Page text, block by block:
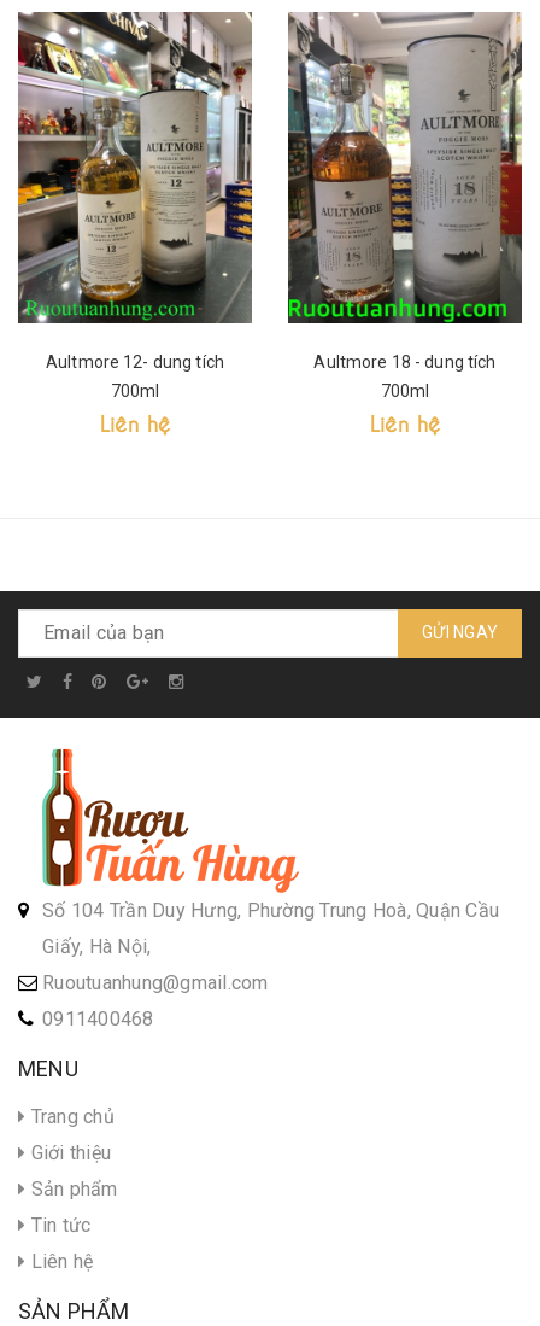
Aultmore 12- dung tích
700ml
Liên hệ
Aultmore 18 - dung tích
700ml
Liên hệ
GỬI NGAY
Số 104 Trần Duy Hưng, Phường Trung Hoà, Quận Cầu
Giấy, Hà Nội,
Ruoutuanhung@gmail.com
0911400468
MENU
Trang chủ
Giới thiệu
Sản phẩm
Tin tức
Liên hệ
SẢN PHẨM